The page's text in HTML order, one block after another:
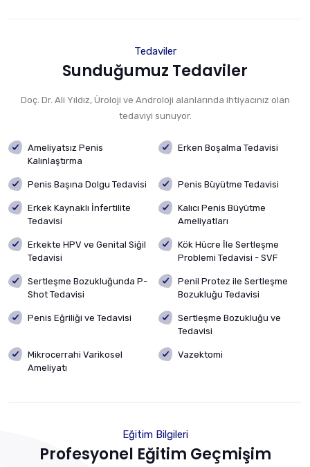
Tedaviler
Sunduğumuz Tedaviler
Doç. Dr. Ali Yıldız, Üroloji ve Androloji alanlarında ihtiyacınız olan
tedaviyi sunuyor.
Ameliyatsız Penis
Kalınlaştırma
Erken Boşalma Tedavisi
Penis Başına Dolgu Tedavisi Penis Büyütme Tedavisi
Erkek Kaynaklı İnfertilite
Tedavisi
Kalıcı Penis Büyütme
Ameliyatları
Erkekte HPV ve Genital Siğil
Tedavisi
Kök Hücre İle Sertleşme
Problemi Tedavisi - SVF
Sertleşme Bozukluğunda P-
Shot Tedavisi
Penil Protez ile Sertleşme
Bozukluğu Tedavisi
Penis Eğriliği ve Tedavisi
Sertleşme Bozukluğu ve
Tedavisi
Mikrocerrahi Varikosel
Ameliyatı
Vazektomi
Eğitim Bilgileri
Profesyonel Eğitim Geçmişim